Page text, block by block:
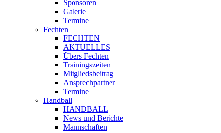
Sponsoren
Galerie
Termine
Fechten
FECHTEN
AKTUELLES
Übers Fechten
Trainingszeiten
Mitgliedsbeitrag
Ansprechpartner
Termine
Handball
HANDBALL
News und Berichte
Mannschaften